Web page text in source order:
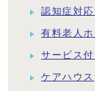
認知症対
有料老人
サービス
ケアハウス